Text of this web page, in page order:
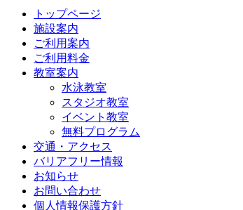
トップページ
施設案内
ご利用案内
ご利用料金
教室案内
水泳教室
スタジオ教室
イベント教室
無料プログラム
交通・アクセス
バリアフリー情報
お知らせ
お問い合わせ
個人情報保護方針